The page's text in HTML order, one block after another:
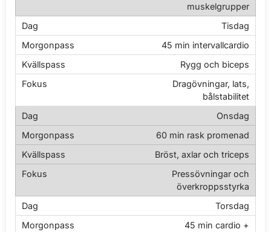
muskelgrupper
Tisdag
45 min intervallcardio
Rygg och biceps
Dragövningar, lats,
bålstabilitet
Onsdag
60 min rask promenad
Bröst, axlar och triceps
Pressövningar och
överkroppsstyrka
Torsdag
45 min cardio +